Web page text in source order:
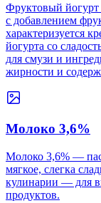
Фруктовый
с добавлением
характеризуется
йогурта со
для смузи и
жирности и
Молоко 3,6%
Молоко 3,6% —
мягкое, слегка
кулинарии — для
продуктов.